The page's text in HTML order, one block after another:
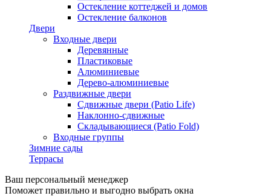
Остекление коттеджей и домов
Остекление балконов
Двери
Входные двери
Деревянные
Пластиковые
Алюминиевые
Дерево-алюминиевые
Раздвижные двери
Сдвижные двери (Patio Life)
Наклонно-сдвижные
Складывающиеся (Patio Fold)
Входные группы
Зимние сады
Террасы
Ваш персональный менеджер
Поможет правильно и выгодно выбрать окна